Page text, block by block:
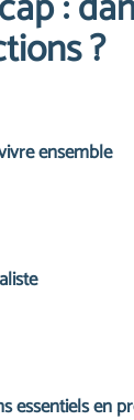
?
ensemble
essentiels en